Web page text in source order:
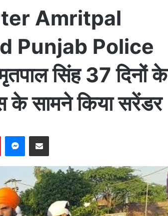
Amritpal
Punjab Police
सिंह 37 दिनों के
के सामने किया सरेंडर